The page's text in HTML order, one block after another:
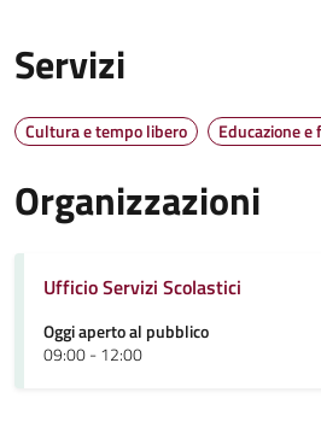
Servizi
Cultura e tempo libero Educazione e
Organizzazioni
Ufficio Servizi Scolastici
Oggi aperto al pubblico
09:00 - 12:00